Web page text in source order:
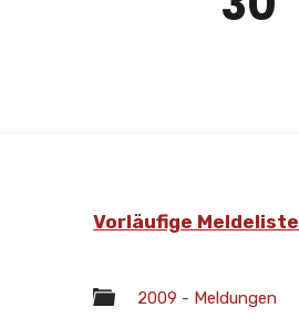
Vorläufige Meldeliste
2009 - Meldungen